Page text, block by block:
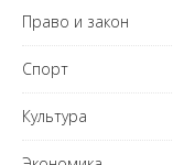
Право и закон
Спорт
Культура